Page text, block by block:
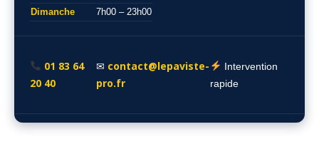
Dimanche
7h00 – 23h00
01 83 64
20 40
✉ contact@lepaviste-
pro.fr
Intervention
rapide